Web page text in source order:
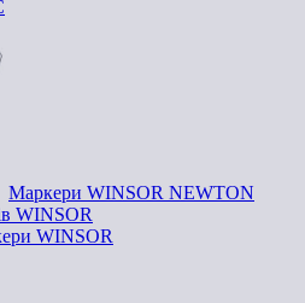
Маркери WINSOR NEWTON
WINSOR
WINSOR